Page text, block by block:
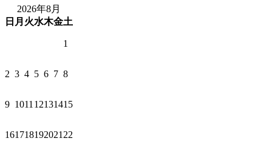
2026年8月
日 月 火水木金土
1
2 3 4 5 6 7 8
9 101112131415
16171819202122